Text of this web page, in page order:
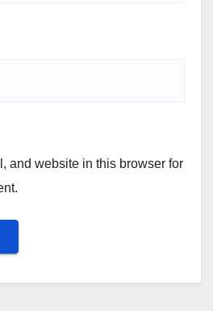
and website in this browser for